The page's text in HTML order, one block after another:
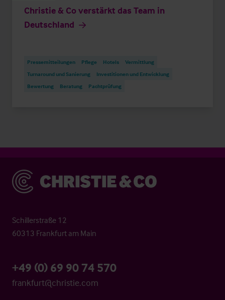
Christie & Co verstärkt das Team in
Deutschland
Pressemitteilungen Pflege Hotels
Vermittlung
Turnaround und Sanierung
Investitionen und Entwicklung
Bewertung
Beratung Pachtprüfung
Christie & Co
Schillerstraße 12
60313 Frankfurt am Main
+49 (0) 69 90 74 570
frankfurt@christie.com